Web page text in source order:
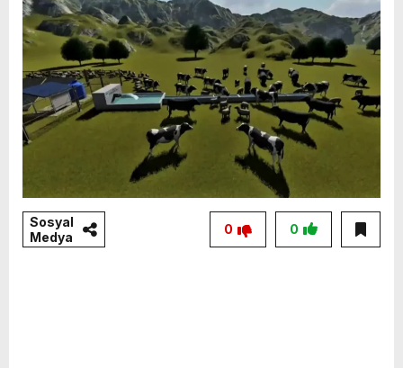
Sosyal
Medya
0
0